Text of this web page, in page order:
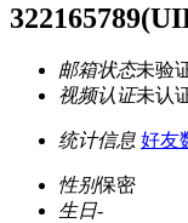
322165789
邮箱状态未验
视频认证未认
统计信息 好友
性别保密
生日-